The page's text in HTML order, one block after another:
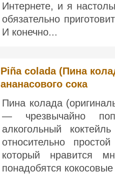
Интернете, и я
обязательно
И конечно...
Piña colada (Пина
ананасового сока
Пина колада
— чрезвычайно
алкогольный
относительно
который нравится
понадобятся